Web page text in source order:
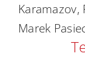
Karamazov,
Marek